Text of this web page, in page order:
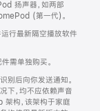
扬声器，如两部
(第一代)。
行最新隔空播放软件
需单独购买。
别后向你发送通知。
下，均不应依赖声音
构，该架构于家庭